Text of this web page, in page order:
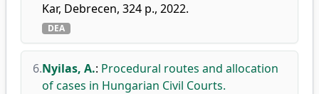
Kar, Debrecen, 324 p., 2022.
DEA
6.Nyilas, A.: Procedural routes and allocation
of cases in Hungarian Civil Courts.